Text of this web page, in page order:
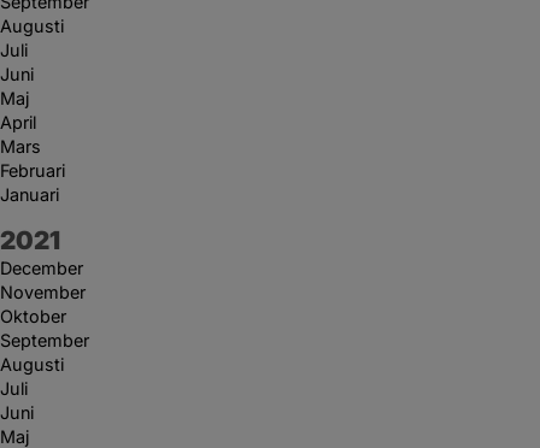
Augusti
Juli
Juni
Maj
April
Mars
Februari
Januari
År:
2021
December
November
Oktober
September
Augusti
Juli
Juni
Maj